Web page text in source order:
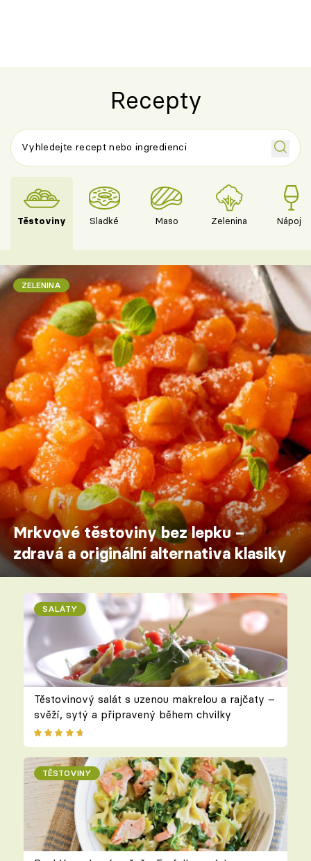
Recepty
Těstoviny Sladké Maso Zelenina Nápoje
ZELENINA
Mrkvové těstoviny bez lepku –
zdravá a originální alternativa klasiky
SALÁTY
Těstovinový salát s uzenou makrelou a rajčaty –
svěží, sytý a připravený během chvilky
TĚSTOVINY